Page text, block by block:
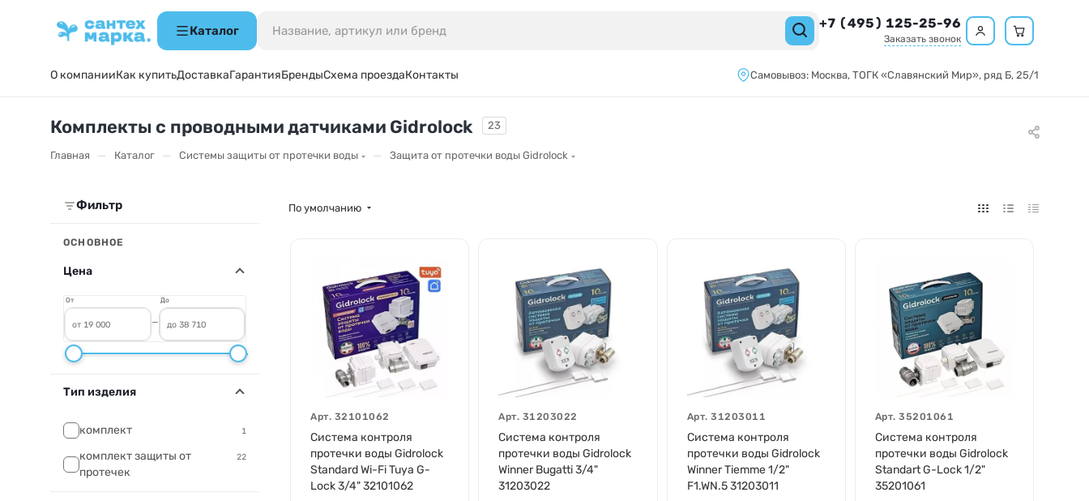
Каталог +7 (495) 125-25-96
Заказать звонок
О компанииКак купитьДоставкаГарантияБрендыСхема проездаКонтакты Самовывоз: Москва, ТОГК «Славянский Мир», ряд Б, 25/1
Комплекты с проводными датчиками Gidrolock 23
Главная — Каталог — Системы защиты от протечки воды — Защита от протечки воды Gidrolock
По умолчанию
Система контроля
протечки воды Gidrolock
Standard Wi-Fi Tuya G-
Lock 3/4" 32101062
Арт. 32101062
Система контроля
протечки воды Gidrolock
Winner Bugatti 3/4"
31203022
Арт. 31203022
Система контроля
протечки воды Gidrolock
Winner Tiemme 1/2"
F1.WN.5 31203011
Арт. 31203011
Система контроля
протечки воды Gidrolock
Standart G-Lock 1/2"
35201061
Арт.35201061
Фильтр
ОСНОВНОЕ
Цена
От
—
До
Тип изделия
комплект 1
комплект защиты от
протечек
22